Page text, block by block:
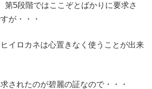
第5段階ではここぞとばかりに要求さ
が・・・
イロカネは心置きなく使うことが出来
されたのが碧麗の証なので・・・